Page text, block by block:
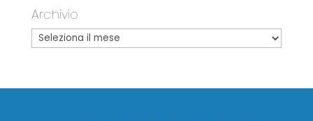
Archivio